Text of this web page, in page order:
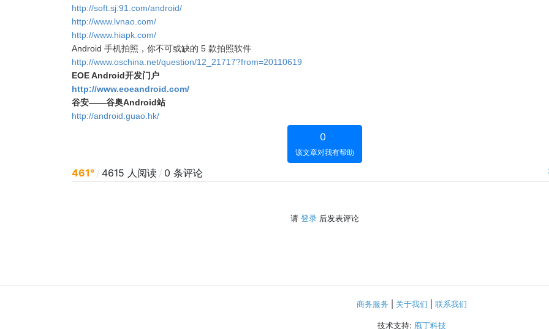
http://soft.sj.91.com/android/
http://www.lvnao.com/
http://www.hiapk.com/
Android 手机拍照，你不可或缺的 5 款拍照软件
http://www.oschina.net/question/12_21717?from=20110619
EOE Android开发门户
http://www.eoeandroid.com/
谷安——谷奥Android站
http://android.guao.hk/
0
该文章对我有帮助
461° / 4615 人阅读 / 0 条评论
请 登录后发表评论
商务服务 关于我们 联系我们
技术支持: 庖丁科技